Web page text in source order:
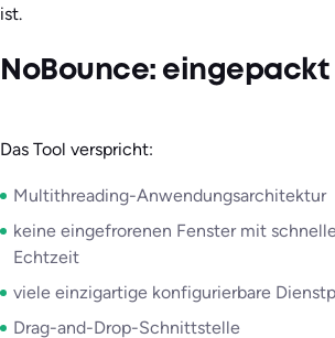
ist.
NoBounce: eingepackt
Das Tool verspricht:
Multithreading-Anwendungsarchitektur
keine eingefrorenen Fenster mit
Echtzeit
viele einzigartige konfigurierbare
Drag-and-Drop-Schnittstelle